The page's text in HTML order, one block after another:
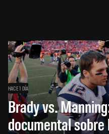
HACE 1 DÍA
Brady vs.
documental